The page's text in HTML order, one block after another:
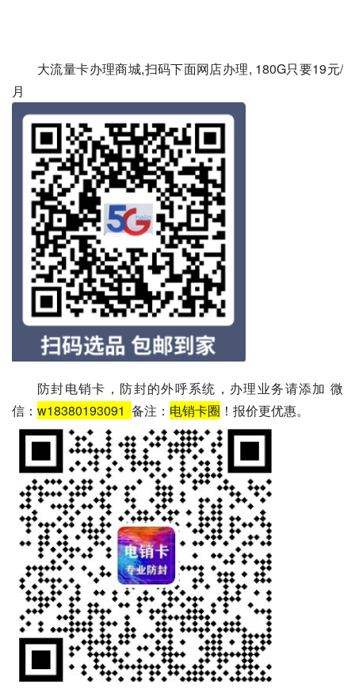
大流量卡办理商城,扫码下面网店办理, 180G只要19元/
月
防封电销卡，防封的外呼系统，办理业务请添加 微
信： w18380193091 备注： 电销卡圈 ！报价更优惠。